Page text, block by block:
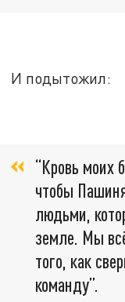
И подытожил:
“Кровь моих
чтобы
людьми,
земле. Мы
того, как
команду”.